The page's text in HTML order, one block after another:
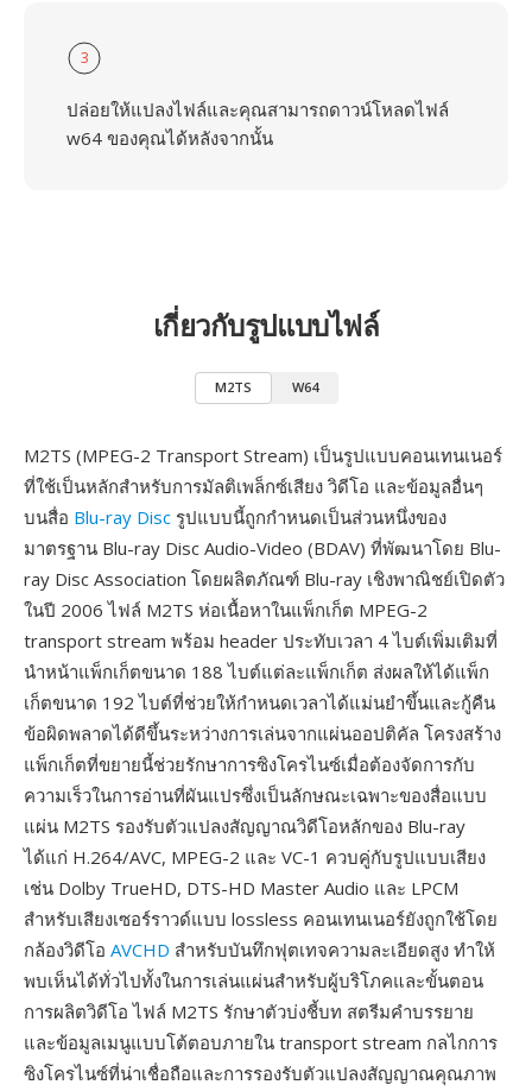
3
ปล่อยให้แปลงไฟล์และคุณสามารถดาวน์โหลดไฟล์
w64 ของคุณได้หลังจากนั้น
เกี่ยวกับรูปแบบไฟล์
M2TS W64
M2TS (MPEG-2 Transport Stream) เป็นรูปแบบคอนเทนเนอร์
ที่ใช้เป็นหลักสำหรับการมัลติเพล็กซ์เสียง วิดีโอ และข้อมูลอื่นๆ
บนสื่อ Blu-ray Disc รูปแบบนี้ถูกกำหนดเป็นส่วนหนึ่งของ
มาตรฐาน Blu-ray Disc Audio-Video (BDAV) ที่พัฒนาโดย Blu-
ray Disc Association โดยผลิตภัณฑ์ Blu-ray เชิงพาณิชย์เปิดตัว
ในปี 2006 ไฟล์ M2TS ห่อเนื้อหาในแพ็กเก็ต MPEG-2
transport stream พร้อม header ประทับเวลา 4 ไบต์เพิ่มเติมที่
นำหน้าแพ็กเก็ตขนาด 188 ไบต์แต่ละแพ็กเก็ต ส่งผลให้ได้แพ็ก
เก็ตขนาด 192 ไบต์ที่ช่วยให้กำหนดเวลาได้แม่นยำขึ้นและกู้คืน
ข้อผิดพลาดได้ดีขึ้นระหว่างการเล่นจากแผ่นออปติคัล โครงสร้าง
แพ็กเก็ตที่ขยายนี้ช่วยรักษาการซิงโครไนซ์เมื่อต้องจัดการกับ
ความเร็วในการอ่านที่ผันแปรซึ่งเป็นลักษณะเฉพาะของสื่อแบบ
แผ่น M2TS รองรับตัวแปลงสัญญาณวิดีโอหลักของ Blu-ray
ได้แก่ H.264/AVC, MPEG-2 และ VC-1 ควบคู่กับรูปแบบเสียง
เช่น Dolby TrueHD, DTS-HD Master Audio และ LPCM
สำหรับเสียงเซอร์ราวด์แบบ lossless คอนเทนเนอร์ยังถูกใช้โดย
กล้องวิดีโอ AVCHD สำหรับบันทึกฟุตเทจความละเอียดสูง ทำให้
พบเห็นได้ทั่วไปทั้งในการเล่นแผ่นสำหรับผู้บริโภคและขั้นตอน
การผลิตวิดีโอ ไฟล์ M2TS รักษาตัวบ่งชี้บท สตรีมคำบรรยาย
และข้อมูลเมนูแบบโต้ตอบภายใน transport stream กลไกการ
ซิงโครไนซ์ที่น่าเชื่อถือและการรองรับตัวแปลงสัญญาณคุณภาพ